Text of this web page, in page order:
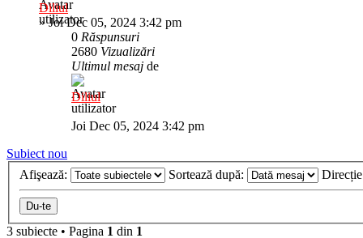
Diliul
»Joi Dec 05, 2024 3:42 pm
0 Răspunsuri
2680 Vizualizări
Ultimul mesaj de
Diliul
Joi Dec 05, 2024 3:42 pm
Subiect nou
Afişează:
Sortează după:
3 subiecte • Pagina 1 din 1